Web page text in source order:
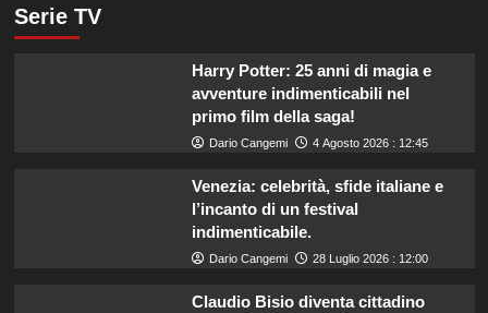
Serie TV
Harry Potter: 25 anni di magia e
avventure indimenticabili nel
primo film della saga!
Dario Cangemi 4 Agosto 2026 : 12:45
Venezia: celebrità, sfide italiane e
l’incanto di un festival
indimenticabile.
Dario Cangemi 28 Luglio 2026 : 12:00
Claudio Bisio diventa cittadino